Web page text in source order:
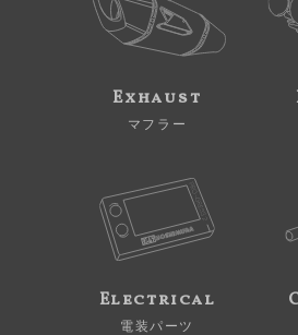
Exhaust
マフラー
Electrical
電装パーツ